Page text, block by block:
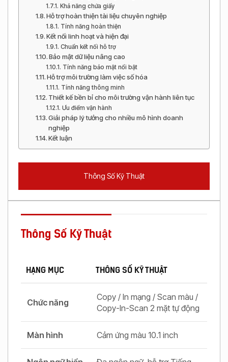
Thông Số Kỹ Thuật
Khả năng chứa giấy
Hỗ trợ hoàn thiện tài liệu chuyên nghiệp
Tính năng hoàn thiện
Kết nối linh hoạt và hiện đại
Chuẩn kết nối hỗ trợ
Bảo mật dữ liệu nâng cao
Tính năng bảo mật nổi bật
Hỗ trợ môi trường làm việc số hóa
Tính năng thông minh
Thiết kế bền bỉ cho môi trường vận hành liên tục
Ưu điểm vận hành
Giải pháp lý tưởng cho nhiều mô hình doanh
nghiệp
Kết luận
Thông Số Kỹ Thuật
HẠNG MỤC THÔNG SỐ KỸ THUẬT
Chức năng
Copy / In mạng / Scan màu /
Copy-In-Scan 2 mặt tự động
Màn hình Cảm ứng màu 10.1 inch